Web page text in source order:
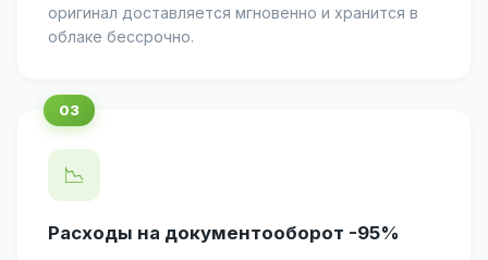
оригинал доставляется мгновенно и хранится в
облаке бессрочно.
📉
Расходы на документооборот -95%